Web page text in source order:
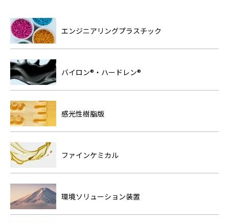
エンジニアリングプラスチック
バイロン®・ハードレン®
感光性樹脂版
ファインケミカル
環境ソリューション装置